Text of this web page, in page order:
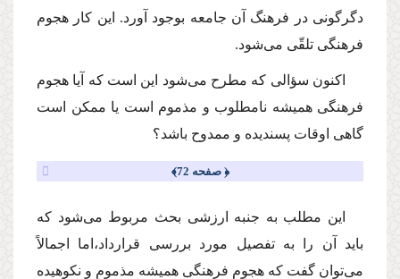
دگرگونى در فرهنگ آن جامعه بوجود آورد. این كار هجوم
فرهنگى تلقّى‌ مى‌شود.
اكنون سؤالى كه مطرح‌ مى‌شود این است كه آیا هجوم
فرهنگى همیشه نامطلوب و مذموم است یا ممكن است
گاهى اوقات پسندیده و ممدوح باشد؟
﴿ صفحه 72﴾
این مطلب به جنبه ارزشى بحث مربوط‌ مى‌شود كه
باید آن را به تفصیل مورد بررسى قرارداد،اما اجمالاً‌
مى‌توان گفت كه هجوم فرهنگى همیشه مذموم و نكوهیده